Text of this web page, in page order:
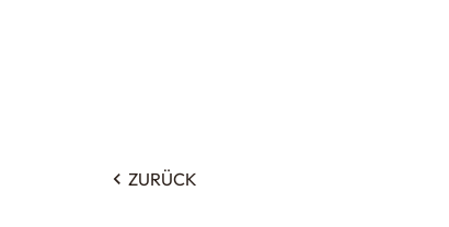
ZURÜCK